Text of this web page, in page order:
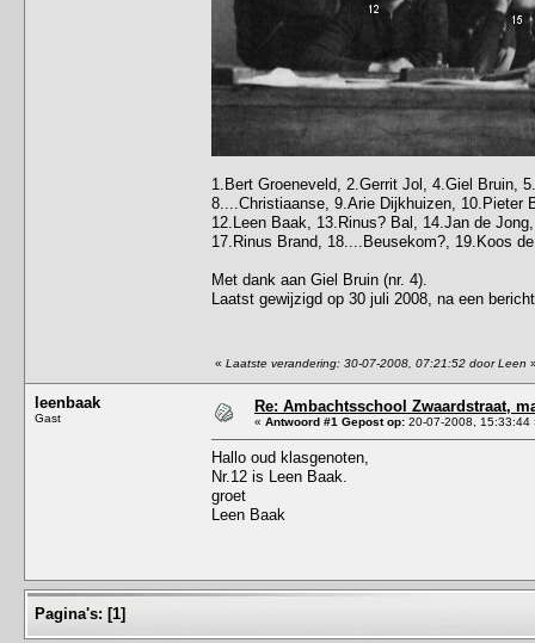
1.Bert Groeneveld, 2.Gerrit Jol, 4.Giel Bruin,
8....Christiaanse, 9.Arie Dijkhuizen, 10.Pieter
12.Leen Baak, 13.Rinus? Bal, 14.Jan de
17.Rinus Brand, 18....Beusekom?, 19.Koos
Met dank aan Giel Bruin (nr. 4).
Laatst gewijzigd op 30 juli 2008, na een
« Laatste verandering: 30-07-2008, 07:21:52 door Leen
leenbaak
Gast
Re: Ambachtsschool Zwaardstraat,
« Antwoord #1 Gepost op: 20-07-2008, 15:33:44
Hallo oud klasgenoten,
Nr.12 is Leen Baak.
groet
Leen Baak
Pagina's: [1]